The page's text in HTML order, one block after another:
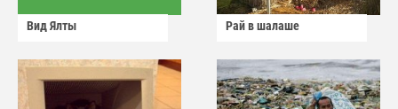
Вид Ялты Рай в шалаше